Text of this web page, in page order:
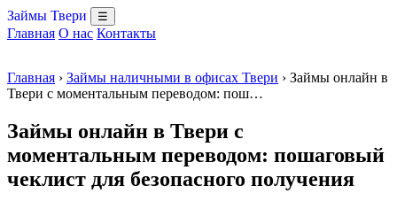
Займы Твери ☰
Главная О нас Контакты
Главная › Займы наличными в офисах Твери › Займы онлайн в
Твери с моментальным переводом: пош…
Займы онлайн в Твери с
моментальным переводом: пошаговый
чеклист для безопасного получения